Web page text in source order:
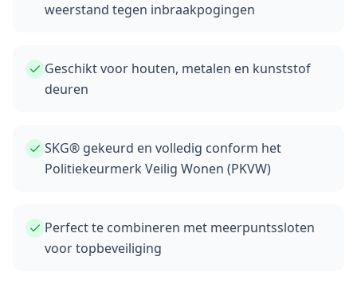
weerstand tegen inbraakpogingen
Geschikt voor houten, metalen en kunststof
deuren
SKG® gekeurd en volledig conform het
Politiekeurmerk Veilig Wonen (PKVW)
Perfect te combineren met meerpuntssloten
voor topbeveiliging